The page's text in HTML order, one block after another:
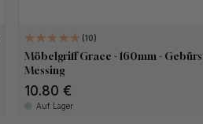
10
Möbelgriff Grace - 160mm -
Messing
10.80 €
Auf Lager